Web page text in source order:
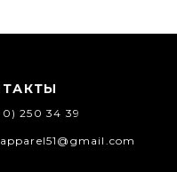
250 34 39